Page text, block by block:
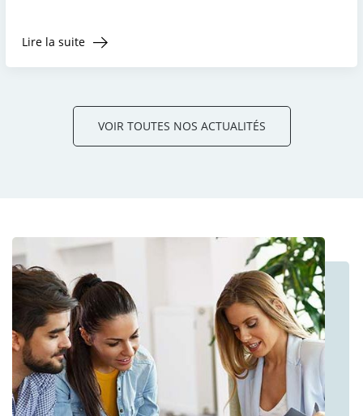
Lire la suite
VOIR TOUTES NOS ACTUALITÉS